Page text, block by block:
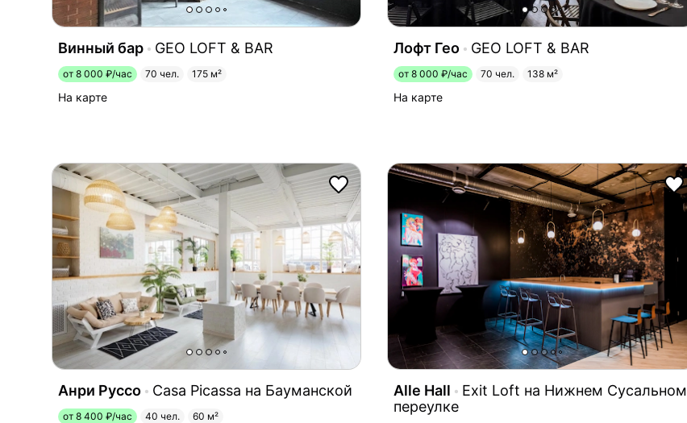
Винный бар GEO LOFT & BAR
от 8 000 ₽/час 70 чел. 175 м²
На карте
Лофт Гео GEO LOFT & BAR
от 8 000 ₽/час 70 чел. 138 м²
На карте
Анри Руссо Casa Picassa на Бауманской
от 8 400 ₽/час 40 чел. 60 м²
Alle Hall
Exit Loft на Нижнем Сусальном
переулке